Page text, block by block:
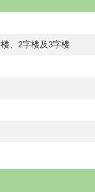
、2字楼及3字楼